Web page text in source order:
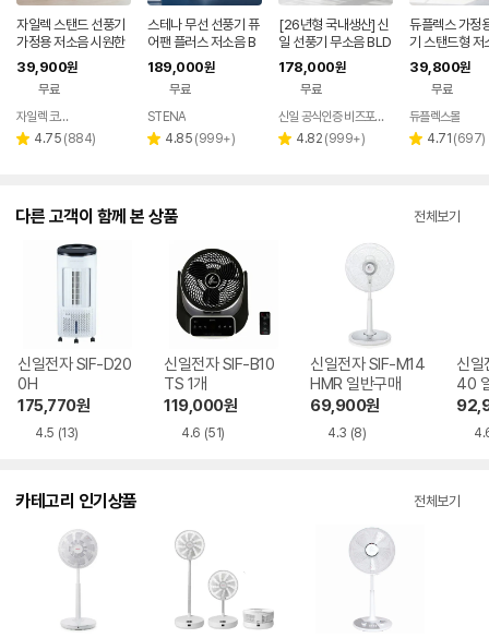
자일렉 스탠드 선풍기
가정용 저소음 시원한
사무실 리모컨 써큘레
이터 ZL-224RC
39,900원
무료
페이
자일렉 코리아
별 4.75 리
(884)
스테나 무선 선풍기 퓨
어팬 플러스 저소음 B
LDC 가정용 아기 신생
아
189,000원
무료
STENA
별 4.85 리
(999+)
[26년형 국내생산] 신
일 선풍기 무소음 BLD
C 써큘레이터 국산 저
소음 가정용 블랙 SIF-
BZ173D
178,000원
무료
신일 공식인증 비즈포비즈
별 4.82 리
(999+)
듀플렉스 가정
기 스탠드형 저
모컨 원룸 거실
39,800원
무료
듀플렉스몰
별 4.71 리
(697)
다른 고객이 함께 본 상품 전체보기
신일전자 SIF-D20
0H
175,770원
4.5 (13)
신일전자 SIF-B10
TS 1개
119,000원
4.6 (51)
신일전자 SIF-M14
HMR 일반구매
69,900원
4.3 (8)
신일
40
카테고리 인기상품 전체보기